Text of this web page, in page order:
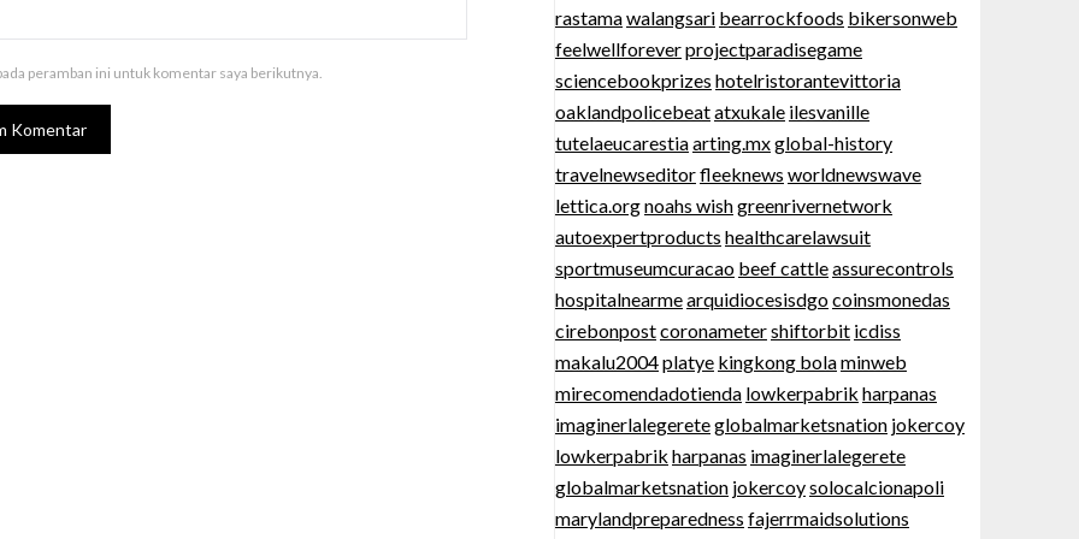
peramban ini untuk komentar saya berikutnya.
rastamawalangsari bearrockfoods bikersonweb
feelwellforeverprojectparadisegame
sciencebookprizes hotelristorantevittoria
oaklandpolicebeatatxukale ilesvanille
tutelaeucarestiaarting.mxglobal-history
travelnewseditorfleeknews worldnewswave
lettica.orgnoahs wishgreenrivernetwork
autoexpertproducts healthcarelawsuit
sportmuseumcuracao beef cattleassurecontrols
hospitalnearmearquidiocesisdgocoinsmonedas
cirebonpostcoronametershiftorbit icdiss
makalu2004platye kingkong bolaminweb
mirecomendadotienda lowkerpabrik harpanas
imaginerlalegereteglobalmarketsnation jokercoy
lowkerpabrik harpanas imaginerlalegerete
globalmarketsnation jokercoysolocalcionapoli
marylandpreparedness fajerrmaidsolutions